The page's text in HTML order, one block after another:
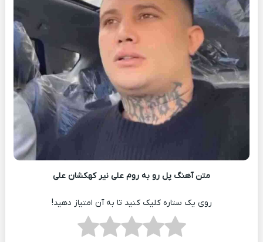
متن آهنگ پل رو به روم علی نیر کهکشان علی
روی یک ستاره کلیک کنید تا به آن امتیاز دهید!